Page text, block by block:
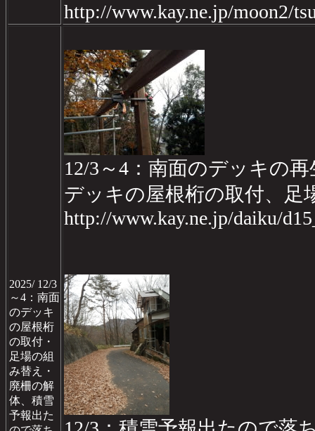
http://www.kay.ne.jp/moon2/
2025/ 12/3
～4：南面
のデッキ
の屋根桁
の取付・
足場の組
み替え・
廃柵の解
体、積雪
予報出た
12/3～4：南面のデッキの再
デッキの屋根桁の取付、足
http://www.kay.ne.jp/daiku/